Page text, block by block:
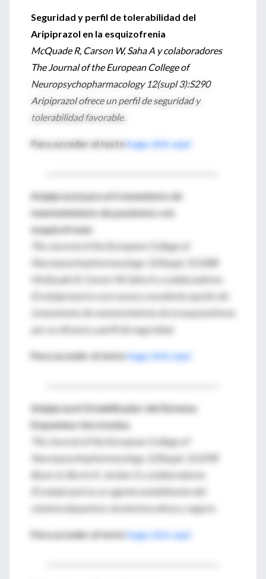
Seguridad y perfil de tolerabilidad del
Aripiprazol en la esquizofrenia
McQuade R, Carson W, Saha A y colaboradores
The Journal of the European College of
Neuropsychopharmacology 12(supl 3):S290
Aripiprazol ofrece un perfil de seguridad y
tolerabilidad favorable.
Para acceder al textohaga click aquí
Aripiprazol para el tratamiento de
mantenimiento de pacientes con
esquizofrenia
The Journal of the European College of
Neuropsychopharmacology 12(Suppl. 3):S288
McQuade R, Carson W, Saha A y colaboradores
El aripiprazol es una nueva y excelente opción de
tratamiento de mantenimiento de la esquizofrenia
por su eficacia y perfil de seguridad.
Para acceder al textohaga click aquí
Aripiprazol: Estabilizador del Sistema
Dopamina-Serotonina
The Journal of the European College of
Neuropsychopharmacology 12(Suppl. 3):S290
Byars A, Burris K, Jordan S y colaboradores
El aripiprazol es un agente estabilizante del
sistema dopamina-serotonina eficaz y seguro.
Para acceder al textohaga click aquí